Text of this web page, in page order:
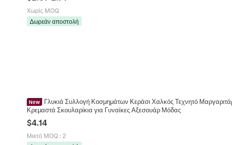
Χωρίς MOQ
Δωρεάν αποστολή
New
Γλυκιά Συλλογή Κοσμημάτων Κεράσι Χαλκός Τεχνητό
Κρεμαστά Σκουλαρίκια για Γυναίκες Αξεσουάρ Μόδας
$4.14
Μικτό MOQ: 2